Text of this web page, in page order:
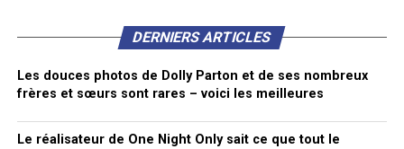
DERNIERS ARTICLES
Les douces photos de Dolly Parton et de ses nombreux
frères et sœurs sont rares – voici les meilleures
Le réalisateur de One Night Only sait ce que tout le